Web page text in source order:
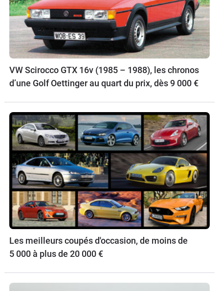
VW Scirocco GTX 16v (1985 – 1988), les chronos
d’une Golf Oettinger au quart du prix, dès 9 000 €
Les meilleurs coupés d'occasion, de moins de
5 000 à plus de 20 000 €